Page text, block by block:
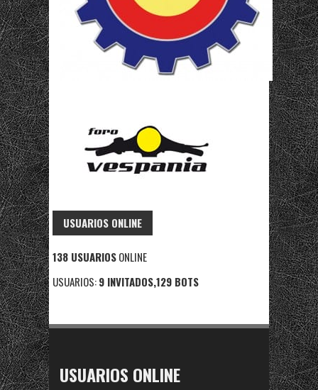
USUARIOS ONLINE
138 USUARIOSONLINE
USUARIOS:9 INVITADOS,129 BOTS
USUARIOS ONLINE